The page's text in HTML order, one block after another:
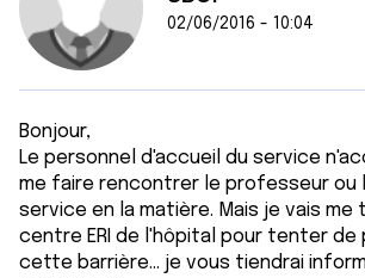
02/06/2016 - 10:04
Bonjour,
Le personnel d'accueil du service
me faire rencontrer le professeur ou
service en la matière. Mais je vais me
centre ERI de l'hôpital pour tenter de
cette barrière... je vous tiendrai